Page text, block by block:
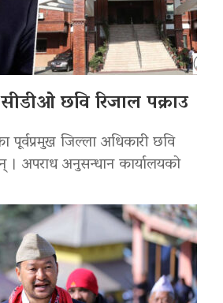
छवि रिजाल पक्राउ
पूर्वप्रमुख जिल्ला अधिकारी छवि
। अपराध अनुसन्धान कार्यालयको